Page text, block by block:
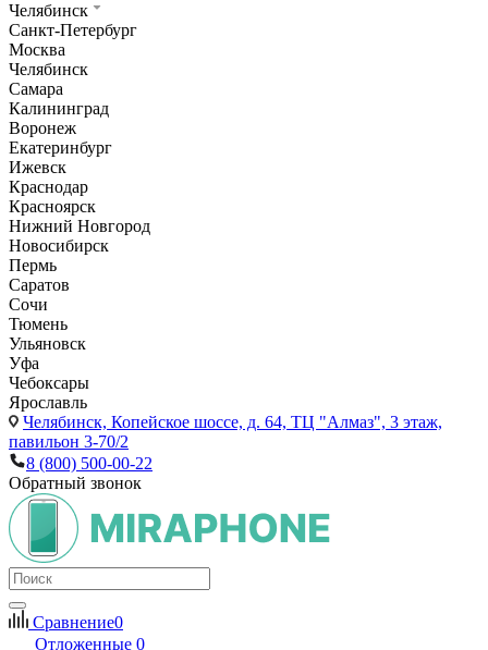
Челябинск
Санкт-Петербург
Москва
Челябинск
Самара
Калининград
Воронеж
Екатеринбург
Ижевск
Краснодар
Красноярск
Нижний Новгород
Новосибирск
Пермь
Саратов
Сочи
Тюмень
Ульяновск
Уфа
Чебоксары
Ярославль
Челябинск, Копейское шоссе, д. 64, ТЦ "Алмаз", 3 этаж,
павильон 3-70/2
8 (800) 500-00-22
Обратный звонок
Сравнение0
Отложенные 0